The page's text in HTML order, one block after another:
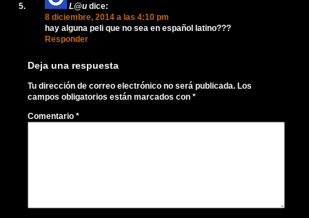
L@u dice:
8 diciembre, 2014 a las 4:10 pm
hay alguna peli que no sea en español latino???
Responder
Deja una respuesta
Tu dirección de correo electrónico no será publicada. Los
campos obligatorios están marcados con *
Comentario *